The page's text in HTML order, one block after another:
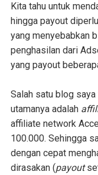
Kita tahu untuk
hingga payout
yang menyebabkan
penghasilan dari
yang payout
Salah satu blog
utamanya adalah
affiliate network
100.000. Sehingga
dengan cepat
dirasakan (payout